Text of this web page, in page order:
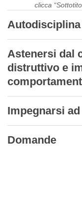
clicca
Astenersi dal
distruttivo e
Impegnarsi
Domande